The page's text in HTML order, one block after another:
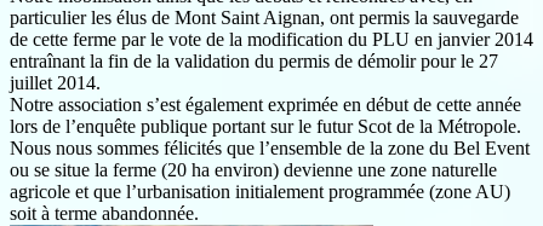
particulier les élus de Mont Saint Aignan, ont permis la sauvegarde
de cette ferme par le vote de la modification du PLU en janvier 2014
entraînant la fin de la validation du permis de démolir pour le 27
juillet 2014.
Notre association s’est également exprimée en début de cette année
lors de l’enquête publique portant sur le futur Scot de la Métropole.
Nous nous sommes félicités que l’ensemble de la zone du Bel Event
ou se situe la ferme (20 ha environ) devienne une zone naturelle
agricole et que l’urbanisation initialement programmée (zone AU)
soit à terme abandonnée.